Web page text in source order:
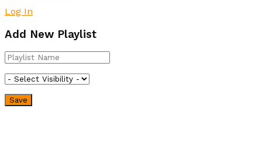
Log In
Add New Playlist